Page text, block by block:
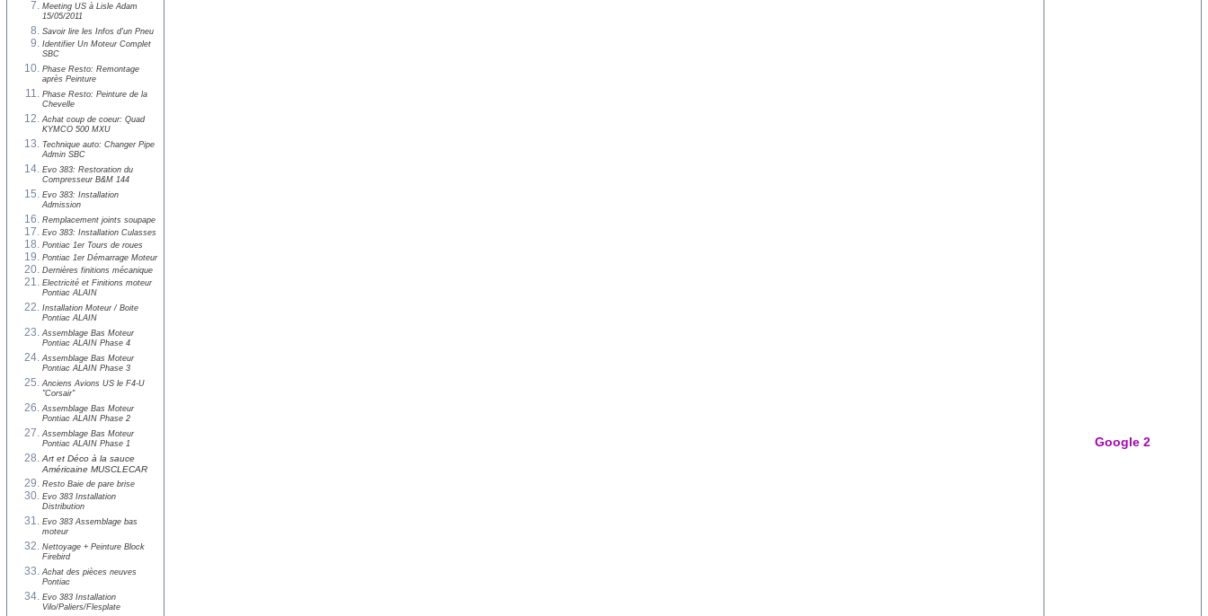
Meeting US à Lisle Adam
15/05/2011
Savoir lire les Infos d'un Pneu
Identifier Un Moteur Complet
SBC
Phase Resto: Remontage
après Peinture
Phase Resto: Peinture de la
Chevelle
Achat coup de coeur: Quad
KYMCO 500 MXU
Technique auto: Changer Pipe
Admin SBC
Evo 383: Restoration du
Compresseur B&M 144
Evo 383: Installation
Admission
Remplacement joints soupape
Evo 383: Installation Culasses
Pontiac 1er Tours de roues
Pontiac 1er Démarrage Moteur
Dernières finitions mécanique
Electricité et Finitions moteur
Pontiac ALAIN
Installation Moteur / Boite
Pontiac ALAIN
Assemblage Bas Moteur
Pontiac ALAIN Phase 4
Assemblage Bas Moteur
Pontiac ALAIN Phase 3
Anciens Avions US le F4-U
"Corsair"
Assemblage Bas Moteur
Pontiac ALAIN Phase 2
Assemblage Bas Moteur
Pontiac ALAIN Phase 1
Art et Déco à la sauce
Américaine MUSCLECAR
Resto Baie de pare brise
Evo 383 Installation
Distribution
Evo 383 Assemblage bas
moteur
Nettoyage + Peinture Block
Firebird
Achat des pièces neuves
Pontiac
Evo 383 Installation
Vilo/Paliers/Flesplate
Google 2